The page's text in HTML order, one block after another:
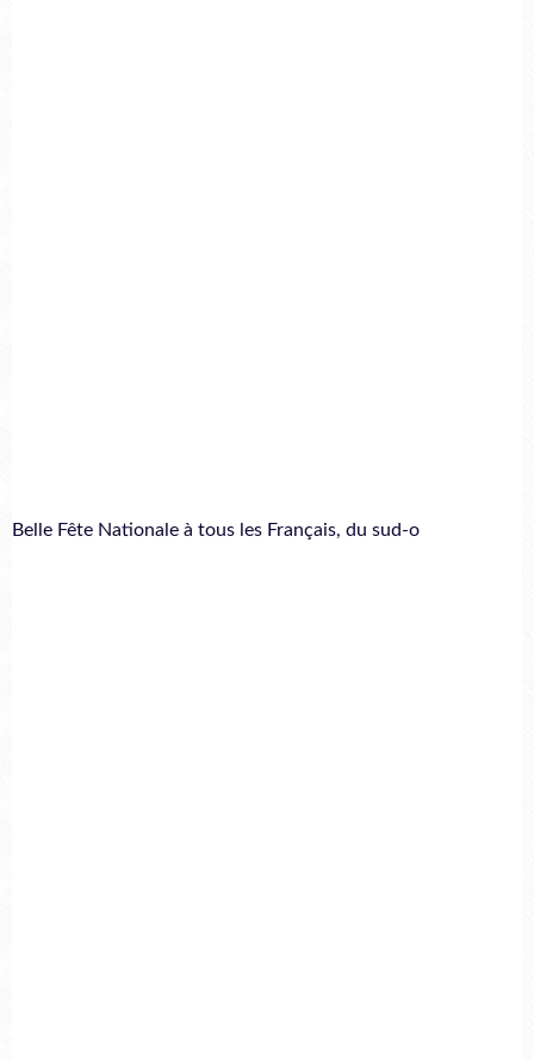
Belle Fête Nationale à tous les Français, du sud-o